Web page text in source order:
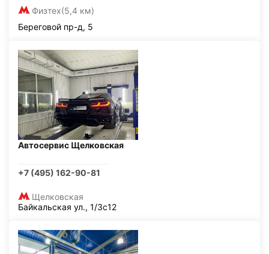
Физтех(5,4 км)
Береговой пр-д, 5
Автосервис Щелковская
+7 (495) 162-90-81
Щелковская
Байкальская ул., 1/3с12